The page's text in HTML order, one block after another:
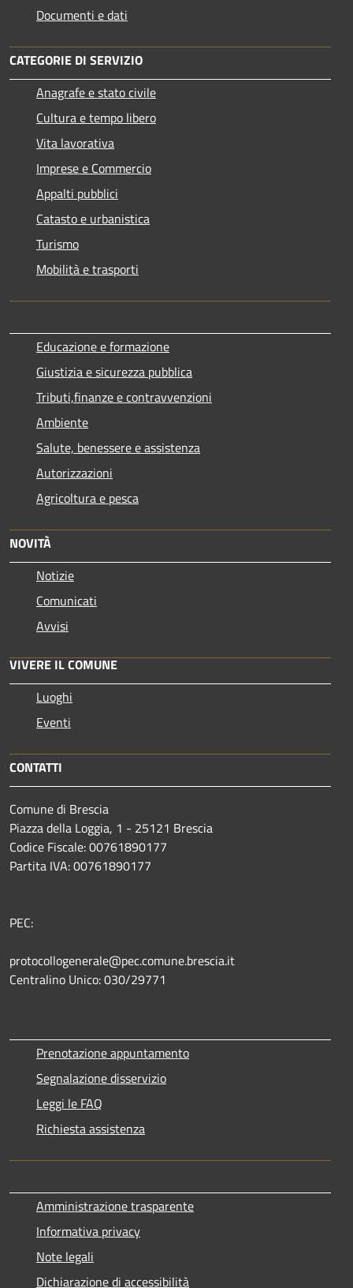
Documenti e dati
CATEGORIE DI SERVIZIO
Anagrafe e stato civile
Cultura e tempo libero
Vita lavorativa
Imprese e Commercio
Appalti pubblici
Catasto e urbanistica
Turismo
Mobilità e trasporti
Educazione e formazione
Giustizia e sicurezza pubblica
Tributi,finanze e contravvenzioni
Ambiente
Salute, benessere e assistenza
Autorizzazioni
Agricoltura e pesca
NOVITÀ
Notizie
Comunicati
Avvisi
VIVERE IL COMUNE
Luoghi
Eventi
CONTATTI
Comune di Brescia
Piazza della Loggia, 1 - 25121 Brescia
Codice Fiscale: 00761890177
Partita IVA: 00761890177
PEC:
protocollogenerale@pec.comune.brescia.it
Centralino Unico: 030/29771
Prenotazione appuntamento
Segnalazione disservizio
Leggi le FAQ
Richiesta assistenza
Amministrazione trasparente
Informativa privacy
Note legali
Dichiarazione di accessibilità